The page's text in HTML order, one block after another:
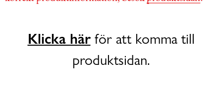
Klicka härför att komma till
produktsidan.